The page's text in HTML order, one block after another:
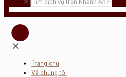
✕
Trang chủ
Về chúng tôi